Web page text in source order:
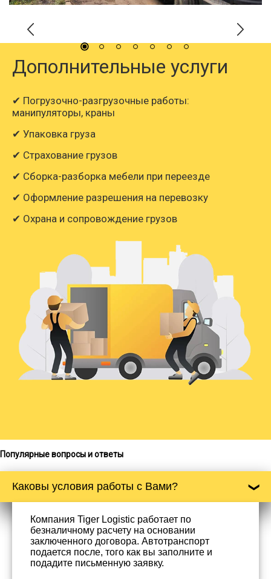
Дополнительные услуги
✔ Погрузочно-разгрузочные работы:
манипуляторы, краны
✔ Упаковка груза
✔ Страхование грузов
✔ Сборка-разборка мебели при переезде
✔ Оформление разрешения на перевозку
✔ Охрана и сопровождение грузов
Популярные вопросы и ответы
Каковы условия работы с Вами?
Компания Tiger Logistic работает по
безналичному расчету на основании
заключенного договора. Автотранспорт
подается после, того как вы заполните и
подадите письменную заявку.